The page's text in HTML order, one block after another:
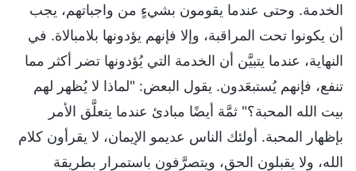
الخدمة. وحتى عندما يقومون بشيءٍ من واجباتهم، يجب
أن يكونوا تحت المراقبة، وإلا فإنهم يؤدونها بلامبالاة. في
النهاية، عندما يتبيَّن أن الخدمة التي يُؤدونها تضر أكثر مما
تنفع، فإنهم يُستبعَدون. يقول البعض: "لماذا لا يُظهر لهم
بيت الله المحبة؟" ثمَّة أيضًا مبادئ عندما يتعلَّق الأمر
بإظهار المحبة. أولئك الناس عديمو الإيمان، لا يقرأون كلام
الله، ولا يقبلون الحق، ويتصرَّفون باستمرار بطريقة